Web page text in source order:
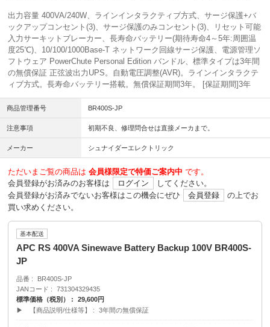
出力容量 400VA/240W、ラインインタラクティブ方式、サージ保護+バ
ックアップコンセント(3)、サージ保護のみコンセント(3)、リセット可能
入力サーキットブレーカー、長寿命バッテリー(期待寿命4～5年:周囲温
度25℃)、10/100/1000Base-T ネットワーク回線サージ保護、電源管理ソ
フトウェア PowerChute Personal Edition バンドル、標準タイプは3年間
の無償保証 正弦波出力UPS。自動電圧調整(AVR)。ラインインタラクテ
ィブ方式。長寿命バッテリー搭載。無償保証期間3年。 [保証期間]3年
商品管理番号 BR400S-JP
注意事項 初期不良、修理問合せは直接メーカまで。
メーカー シュナイダーエレクトリック
ただいまご覧の商品は 会員様限定で特価ご案内中 です。
会員登録がお済みのお客様は
ログイン
してください。
会員登録がお済みでないお客様はこの機会にぜひ
会員登録
の上でお
買い求めください。
基本配送
APC RS 400VA Sinewave Battery Backup 100V BR400S-
JP
品番
BR400S-JP
JANコード
731304329435
標準価格（税別）
29,600円
▶ 【商品説明/仕様等】
3年間の無償保証